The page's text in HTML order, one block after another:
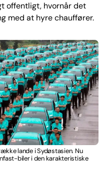
offentligt, hvornår det
med at hyre chauffører.
lande i Sydøstasien. Nu
biler i den karakteristiske